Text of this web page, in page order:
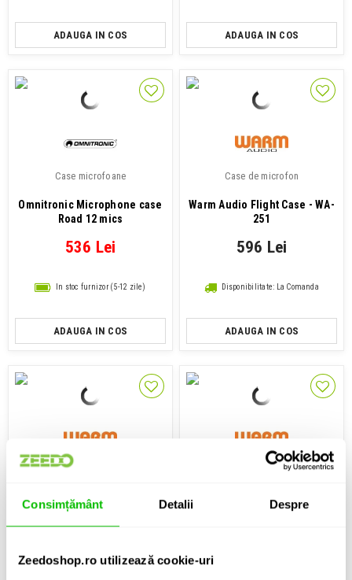
Consimțământ Detalii Despre
Zeedoshop.ro utilizează cookie-uri
ADAUGA IN COS ADAUGA IN COS
Case microfoane
Omnitronic Microphone case
Road 12 mics
536 Lei
In stoc furnizor (5-12 zile)
ADAUGA IN COS
Case de microfon
Warm Audio Flight Case - WA-
251
596 Lei
Disponibilitate: La Comanda
ADAUGA IN COS
Case de microfon
Warm Audio Flight Case - WA-
Case de microfon
Warm Audio Flight Case - WA-